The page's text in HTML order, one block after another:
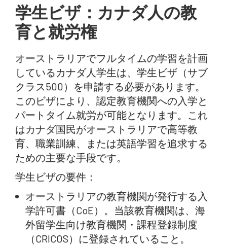
学生ビザ：カナダ人の教
育と就労権
オーストラリアでフルタイムの学習を計画
しているカナダ人学生は、学生ビザ（サブ
クラス500）を申請する必要があります。
このビザにより、認定教育機関への入学と
パートタイム就労が可能となります。これ
はカナダ国民がオーストラリアで高等教
育、職業訓練、または英語学習を追求する
ための主要な手段です。
学生ビザの要件：
オーストラリアの教育機関が発行する入
学許可書（CoE）。当該教育機関は、海
外留学生向け教育機関・課程登録制度
（CRICOS）に登録されていること。